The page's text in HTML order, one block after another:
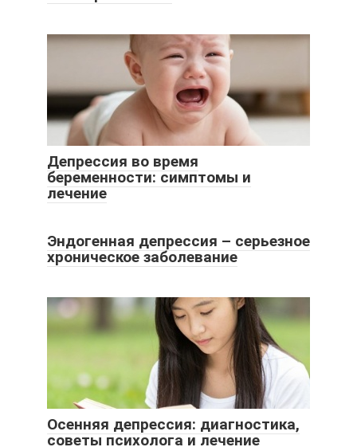
Депрессия во время
беременности: симптомы и
лечение
Эндогенная депрессия – серьезное
хроническое заболевание
Осенняя депрессия: диагностика,
советы психолога и лечение